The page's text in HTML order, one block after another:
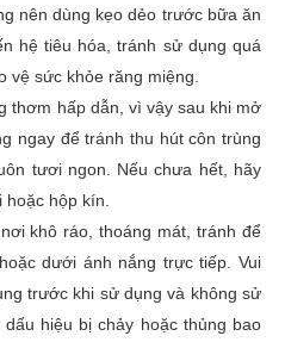
nên dùng kẹo dẻo trước bữa ăn
hệ tiêu hóa, tránh sử dụng quá
vệ sức khỏe răng miệng.
thơm hấp dẫn, vì vậy sau khi mở
ngay để tránh thu hút côn trùng
tươi ngon. Nếu chưa hết, hãy
hộp kín.
khô ráo, thoáng mát, tránh để
dưới ánh nắng trực tiếp. Vui
trước khi sử dụng và không sử
hiệu bị chảy hoặc thủng bao